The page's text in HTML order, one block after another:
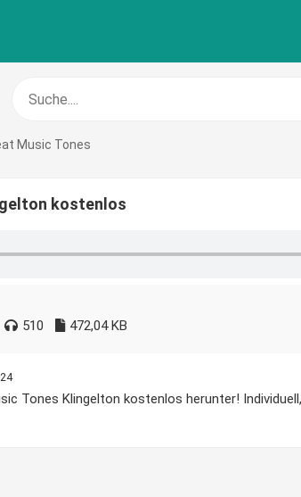
Music Tones
kostenlos
510 472,04 KB
Tones Klingelton kostenlos herunter!